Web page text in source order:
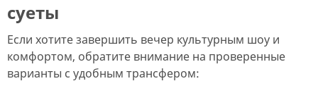
суеты
Если хотите завершить вечер культурным шоу и
комфортом, обратите внимание на проверенные
варианты с удобным трансфером: